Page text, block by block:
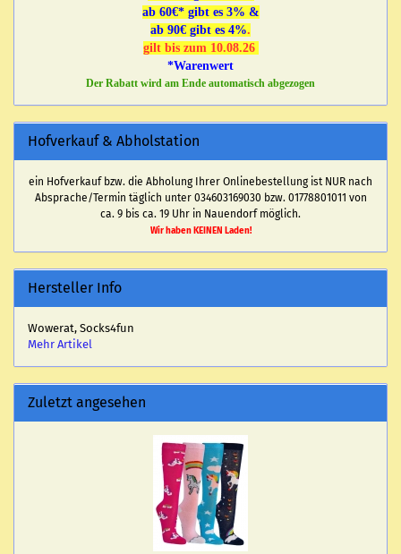
ab 60€* gibt es 3% &
ab 90€ gibt es 4%.
gilt bis zum 10.08.26
*Warenwert
Der Rabatt wird am Ende automatisch abgezogen
Hofverkauf & Abholstation
ein Hofverkauf bzw. die Abholung Ihrer Onlinebestellung ist NUR nach
Absprache/Termin täglich unter 034603169030 bzw. 01778801011 von
ca. 9 bis ca. 19 Uhr in Nauendorf möglich.
Wir haben KEINEN Laden!
Hersteller Info
Wowerat, Socks4fun
Mehr Artikel
Zuletzt angesehen